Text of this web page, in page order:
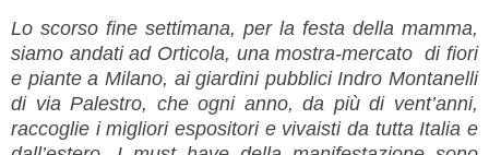
Lo scorso fine settimana, per la festa della mamma,
siamo andati ad Orticola, una mostra-mercato di fiori
e piante a Milano, ai giardini pubblici Indro Montanelli
di via Palestro, che ogni anno, da più di vent’anni,
raccoglie i migliori espositori e vivaisti da tutta Italia e